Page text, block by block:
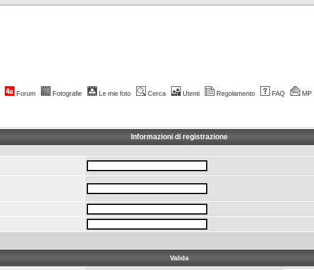
Forum Fotografie Le mie foto Cerca Utenti Regolamento FAQ MP
Informazioni di registrazione
Valida